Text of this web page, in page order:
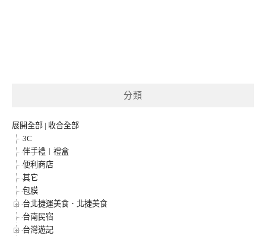
分類
展開全部 | 收合全部
3C
伴手禮︱禮盒
便利商店
其它
包膜
台北捷運美食．北捷美食
台南民宿
台灣遊記